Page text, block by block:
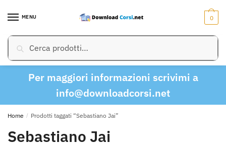
MENU
Cerca:Cerca
0
Per maggiori informazioni scrivimi a
info@downloadcorsi.net
Home / Prodotti taggati “Sebastiano Jai”
Sebastiano Jai